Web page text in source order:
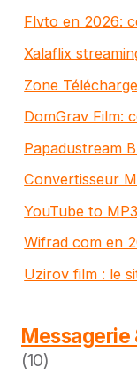
Flvto en 2026:
Xalaflix
Zone
DomGrav Film:
Papadustream
Convertisseur
YouTube to
Wifrad com en
Uzirov film : le
Messagerie
(10)